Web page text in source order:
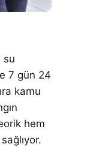
su
7 gün 24
kamu
hem